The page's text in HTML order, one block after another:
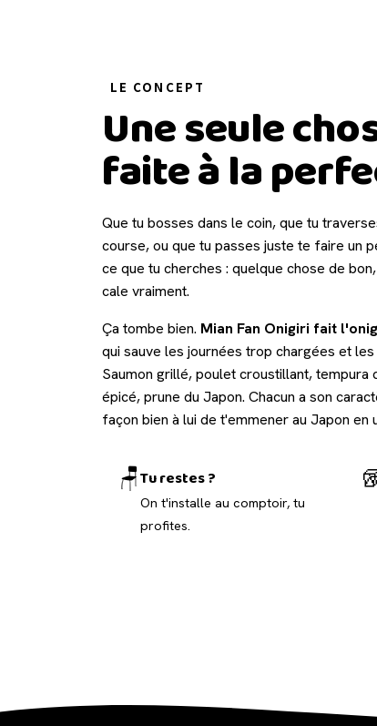
LE CONCEPT
Une seule
faite à la
Que tu bosses dans le coin, que tu
course, ou que tu passes juste te faire un
ce que tu cherches : quelque chose de
cale vraiment.
Ça tombe bien. Mian Fan Onigiri fait
qui sauve les journées trop chargées et
Saumon grillé, poulet croustillant, tempura
épicé, prune du Japon. Chacun a son
façon bien à lui de t'emmener au Japon en
🪑Tu restes ?
On t'installe au comptoir, tu
profites.